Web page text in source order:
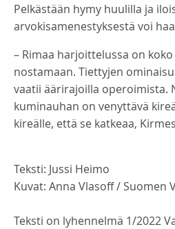
Pelkästään hymy huulilla ja
arvokisamenestyksestä voi
– Rimaa harjoittelussa on
nostamaan. Tiettyjen
vaatii äärirajoilla operoimista.
kuminauhan on venyttävä
kireälle, että se katkeaa,
Teksti: Jussi Heimo
Kuvat: Anna Vlasoff / Suomen
Teksti on lyhennelmä 1/2022